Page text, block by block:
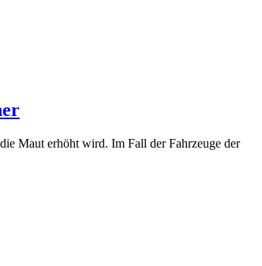
Maut erhöht wird. Im Fall der Fahrzeuge der